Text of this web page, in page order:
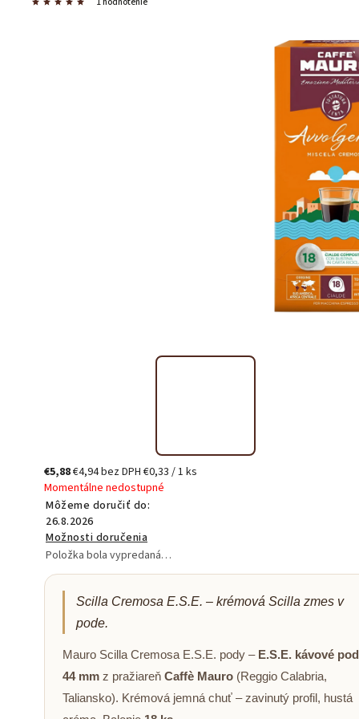
€5,88€4,94 bez DPH €0,33 / 1 ks
Momentálne nedostupné
Môžeme doručiť do:
26.8.2026
Možnosti doručenia
Položka bola vypredaná…
Scilla Cremosa E.S.E. – krémová Scilla zmes v
pode.
Mauro Scilla Cremosa E.S.E. pody – E.S.E. kávové
44 mm z pražiareň Caffè Mauro (Reggio Calabria,
Taliansko). Krémová jemná chuť – zavinutý profil, hustá